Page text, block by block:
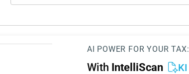
AI POWER FOR YOUR TAX:
With IntelliScan KI